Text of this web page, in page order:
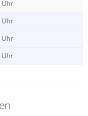
Uhr
Uhr
Uhr
Uhr